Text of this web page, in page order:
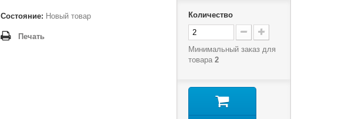
Состояние: Новый товар
Печать
Количество
Минимальный заказ для
товара 2